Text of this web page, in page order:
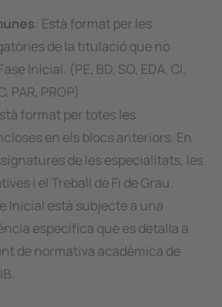
: Està format per les
de la titulació que no
Inicial. (PE, BD, SO, EDA, CI,
PAR, PROP)
format per totes les
en els blocs anteriors. En
de les especialitats, les
i el Treball de Fi de Grau.
Inicial està subjecte a una
específica que es detalla a
de normativa acadèmica de